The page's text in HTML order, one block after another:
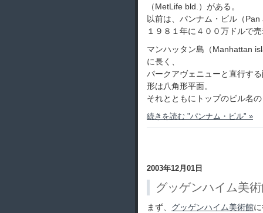
（MetLife bld.）がある。
以前は、パンナム・ビル（
１９８１年に４００万ドルで
マンハッタン島（Manhattan
に長く、
パークアヴェニューと直行す
形は八角形平面。
それとともにトップのビル名
続きを読む "パンナム・ビル" »
2003年12月01日
グッゲンハイム美
まず、 グッゲンハイム美術館